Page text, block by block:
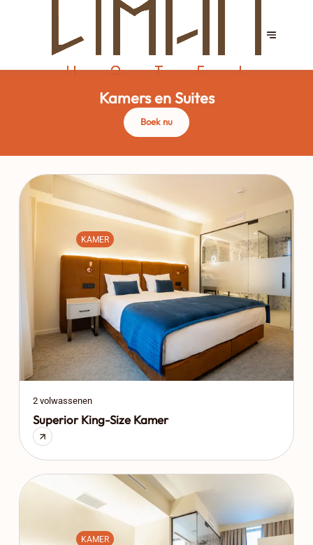
Kamers en Suites
Boek nu
KAMER
2 volwassenen
Superior King-Size Kamer
KAMER